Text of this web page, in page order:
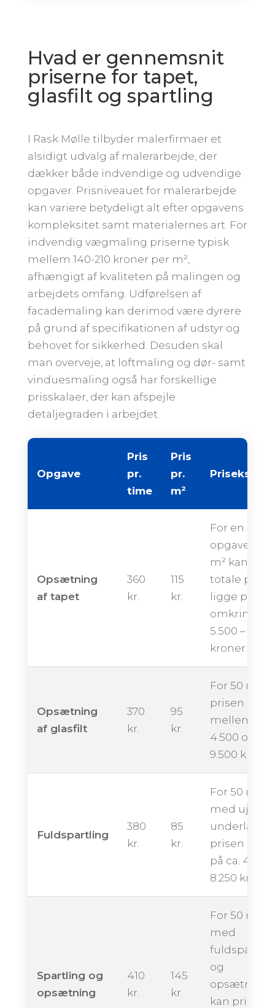
Hvad er gennemsnit
priserne for tapet,
glasfilt og spartling
I Rask Mølle tilbyder malerfirmaer et
alsidigt udvalg af malerarbejde, der
dækker både indvendige og udvendige
opgaver. Prisniveauet for malerarbejde
kan variere betydeligt alt efter opgavens
kompleksitet samt materialernes art. For
indvendig vægmaling priserne typisk
mellem 140-210 kroner per m²,
afhængigt af kvaliteten på malingen og
arbejdets omfang. Udførelsen af
facademaling kan derimod være dyrere
på grund af specifikationen af udstyr og
behovet for sikkerhed. Desuden skal
man overveje, at loftmaling og dør- samt
vinduesmaling også har forskellige
prisskalaer, der kan afspejle
detaljegraden i arbejdet.
Opgave
Pris
pr.
time
Pris
pr.
m²
Opsætning
af tapet
360
kr.
115
kr.
For en
opgave på
m² kan den
totale pris
ligge på
omkring
5.500 –
kroner.
Opsætning
af glasfilt
370
kr.
95
kr.
For 50 m²
prisen ende
mellem ca.
4.500 og
9.500
Fuldspartling
380
kr.
85
kr.
For 50 m²
med
underlag
prisen ligge
på ca. 4.250
8.250
Spartling og
opsætning
410
kr.
145
kr.
For 50 m²
med
og
opsætning
kan prisen